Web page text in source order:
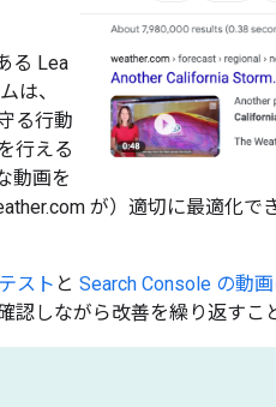
る Lea
は、
る行動
行える
動画を
が）適切に最適化
スト と Search Console の動
しながら改善を繰り返すこ